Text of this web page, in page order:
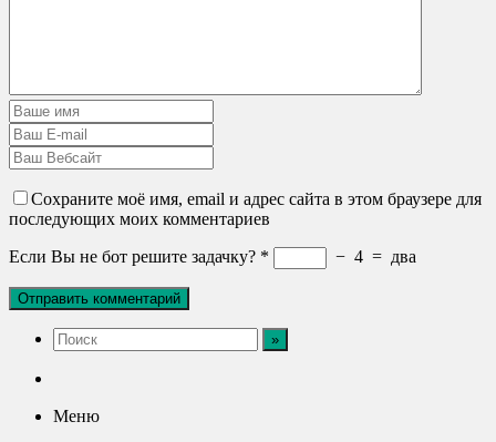
Сохраните моё имя, email и адрес сайта в этом браузере для
последующих моих комментариев
Если Вы не бот решите задачку? * − 4 = два
Меню